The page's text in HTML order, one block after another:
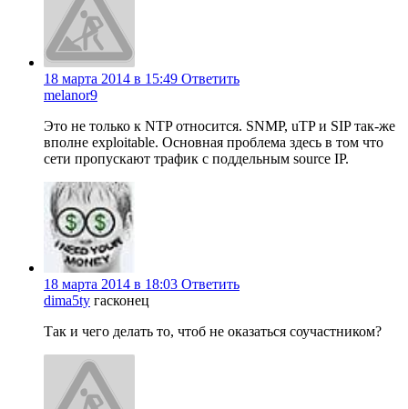
18 марта 2014 в 15:49 Ответить
melanor9
Это не только к NTP относится. SNMP, uTP и SIP так-же
вполне exploitable. Основная проблема здесь в том что
сети пропускают трафик с поддельным source IP.
18 марта 2014 в 18:03 Ответить
dima5ty гасконец
Так и чего делать то, чтоб не оказаться соучастником?